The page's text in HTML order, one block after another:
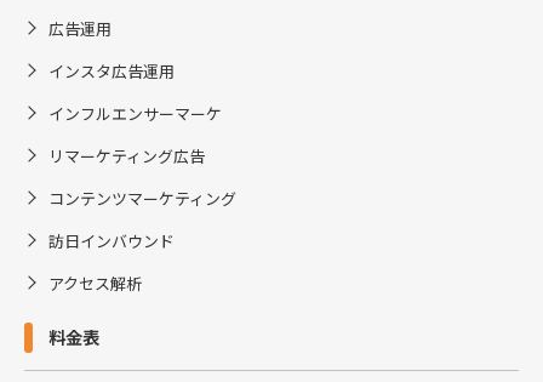
広告運用
インスタ広告運用
インフルエンサーマーケ
リマーケティング広告
コンテンツマーケティング
訪日インバウンド
アクセス解析
料金表